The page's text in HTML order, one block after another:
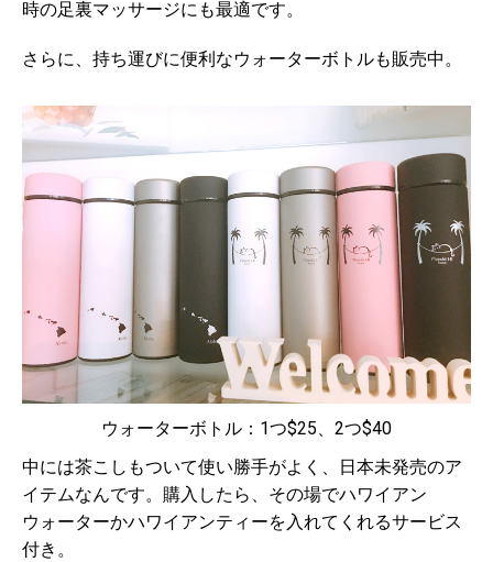
時の足裏マッサージにも最適です。
さらに、持ち運びに便利なウォーターボトルも販売中。
ウォーターボトル：1つ$25、2つ$40
中には茶こしもついて使い勝手がよく、日本未発売のア
イテムなんです。購入したら、その場でハワイアン
ウォーターかハワイアンティーを入れてくれるサービス
付き。